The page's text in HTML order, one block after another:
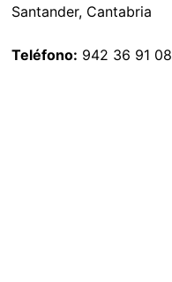
Santander, Cantabria
Teléfono: 942 36 91 08